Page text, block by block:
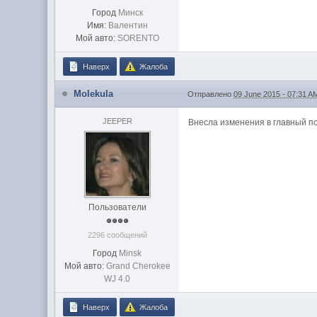
Город Минск
Имя: Валентин
Мой авто: SORENTO
Наверх Жалоба
Molekula Отправлено09 June 2015 - 07:31
JEEPER
Пользователи
2296 сообщений
Город Minsk
Мой авто: Grand Cherokee
WJ 4.0
Внесла изменения в главный
Наверх Жалоба